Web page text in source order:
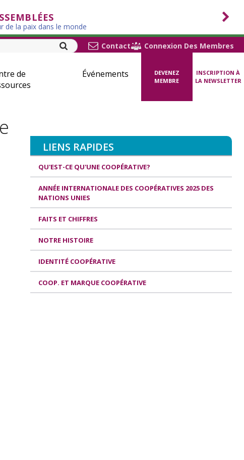
de la paix dans le monde
Contact Connexion Des Membres
de
Événements
DEVENEZ
MEMBRE
INSCRIPTION À
LA NEWSLETTER
LIENS RAPIDES
QU'EST-CE QU'UNE COOPÉRATIVE?
ANNÉE INTERNATIONALE DES COOPÉRATIVES 2025 DES
NATIONS UNIES
FAITS ET CHIFFRES
NOTRE HISTOIRE
IDENTITÉ COOPÉRATIVE
COOP. ET MARQUE COOPÉRATIVE